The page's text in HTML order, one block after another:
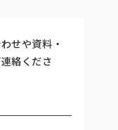
せや資料・
絡くださ